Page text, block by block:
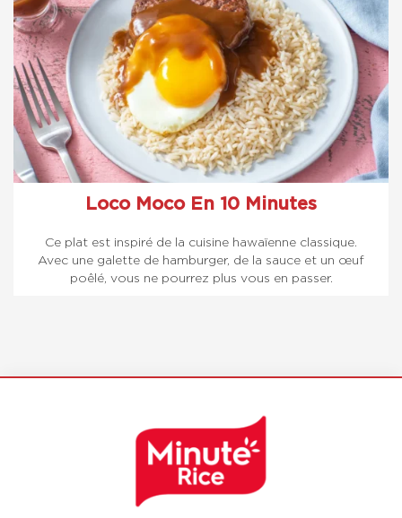
Loco Moco En 10 Minutes
Ce plat est inspiré de la cuisine hawaïenne classique.
Avec une galette de hamburger, de la sauce et un œuf
poêlé, vous ne pourrez plus vous en passer.